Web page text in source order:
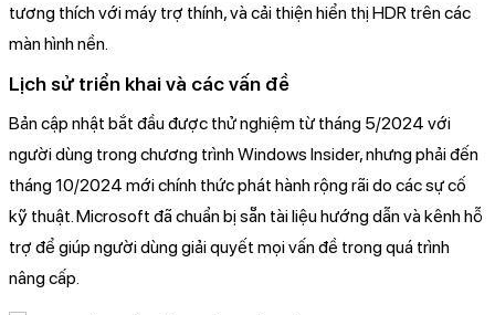
tương thích với máy trợ thính, và cải thiện hiển thị HDR trên các
màn hình nền.
Lịch sử triển khai và các vấn đề
Bản cập nhật bắt đầu được thử nghiệm từ tháng 5/2024 với
người dùng trong chương trình Windows Insider, nhưng phải đến
tháng 10/2024 mới chính thức phát hành rộng rãi do các sự cố
kỹ thuật. Microsoft đã chuẩn bị sẵn tài liệu hướng dẫn và kênh hỗ
trợ để giúp người dùng giải quyết mọi vấn đề trong quá trình
nâng cấp.